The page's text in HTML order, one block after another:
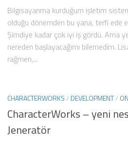
Bilgisayarıma kurduğum işletim
olduğu dönemden bu yana, terfi ede
Şimdiye kadar çok iyi iş gördü. Ama
nereden başlayacağımı bilemedim.
rağmen,...
CHARACTERWORKS/DEVELOPMENT/
CharacterWorks – yeni
Jeneratör